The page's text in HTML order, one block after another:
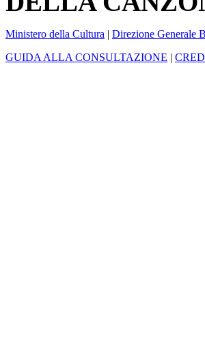
Ministero della Cultura | Direzione Generale
GUIDA ALLA CONSULTAZIONE |